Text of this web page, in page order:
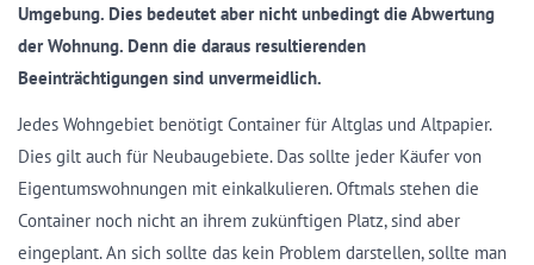
Umgebung. Dies bedeutet aber nicht unbedingt die Abwertung
der Wohnung. Denn die daraus resultierenden
Beeinträchtigungen sind unvermeidlich.
Jedes Wohngebiet benötigt Container für Altglas und Altpapier.
Dies gilt auch für Neubaugebiete. Das sollte jeder Käufer von
Eigentumswohnungen mit einkalkulieren. Oftmals stehen die
Container noch nicht an ihrem zukünftigen Platz, sind aber
eingeplant. An sich sollte das kein Problem darstellen, sollte man